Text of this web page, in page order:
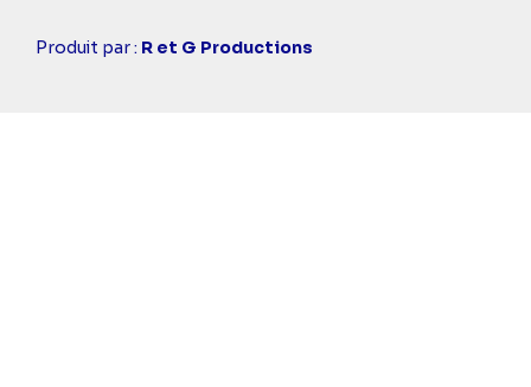
Casting
Produit par : R et G Productions